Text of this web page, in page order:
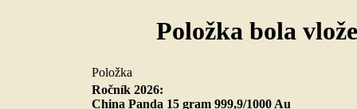
Položka bola
Položka
Ročník 2026:
China Panda 15 gram 999,9/1000 Au